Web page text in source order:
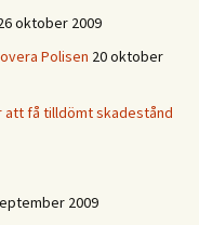
oktober 2009
Polisen 20 oktober
få tilldömt skadestånd
2009